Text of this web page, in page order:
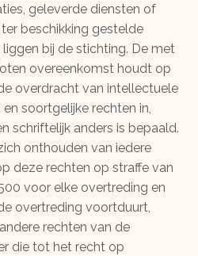
geleverde diensten of
beschikking gestelde
bij de stichting. De met
overeenkomst houdt op
overdracht van intellectuele
soortgelijke rechten in,
schriftelijk anders is bepaald.
onthouden van iedere
deze rechten op straffe van
voor elke overtreding en
overtreding voortduurt,
rechten van de
die tot het recht op